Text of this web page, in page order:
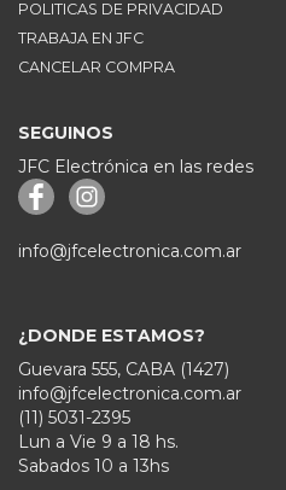
POLITICAS DE PRIVACIDAD
TRABAJA EN JFC
CANCELAR COMPRA
SEGUINOS
JFC Electrónica en las redes
info@jfcelectronica.com.ar
¿DONDE ESTAMOS?
Guevara 555, CABA (1427)
info@jfcelectronica.com.ar
(11) 5031-2395
Lun a Vie 9 a 18 hs.
Sabados 10 a 13hs